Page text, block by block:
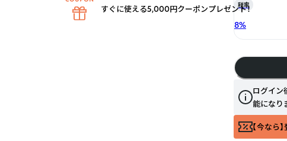
税率
8%
ログイン
能になり
【今なら
すぐに使える5,000円クーポンプレゼント！